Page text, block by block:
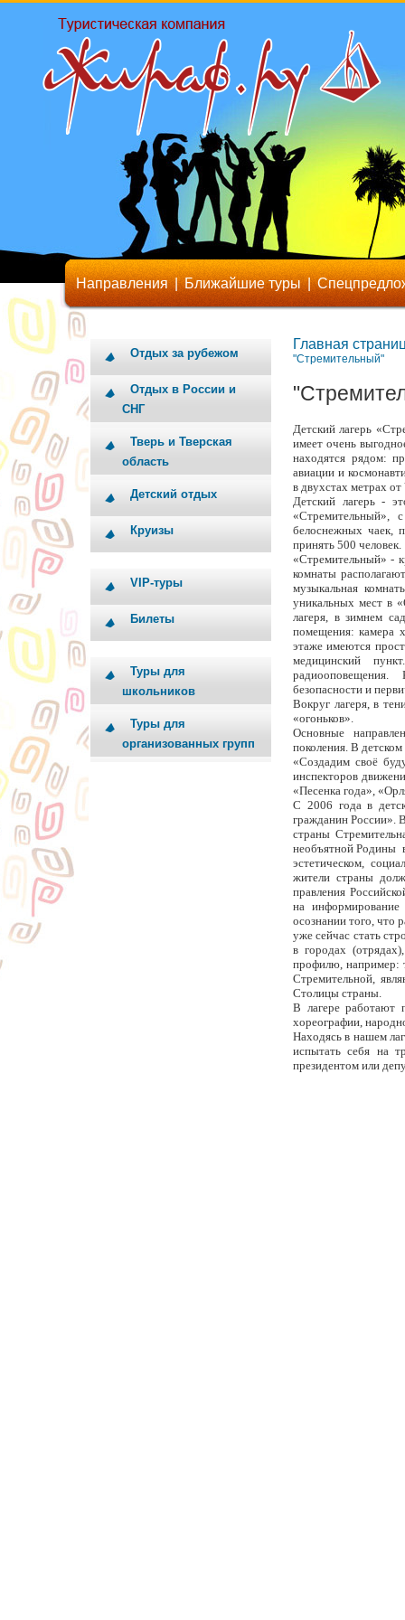
Направления | Ближайшие туры |
Отдых за рубежом
Отдых в России и
СНГ
Тверь и Тверская
область
Детский отдых
Круизы
VIP-туры
Билеты
Туры для
школьников
Туры для
организованных групп
Главная
"Стремительный"
Детский лагерь
имеет очень
находятся рядом:
авиации и
в двухстах метрах
Детский лагерь -
«Стремительный»,
белоснежных чаек,
принять 500 человек.
«Стремительный» -
комнаты
музыкальная
уникальных мест в
лагеря, в зимнем
помещения: камера
этаже имеются
медицинский
безопасности и
Вокруг лагеря, в
«огоньков».
Основные
поколения. В
«Создадим своё
инспекторов
«Песенка года»,
С 2006 года в
гражданин России».
страны
необъятной Родины
эстетическом,
жители страны
правления
на
осознании того, что
уже сейчас стать
в городах
профилю, например:
Стремительной,
Столицы страны.
В лагере работают
хореографии,
Находясь в нашем
испытать себя на
президентом или